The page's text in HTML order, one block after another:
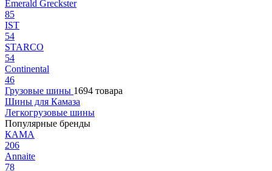
Emerald Greckster
85
IST
54
STARCO
54
Continental
46
Грузовые шины 1694 товара
Шины для Камаза
Легкогрузовые шины
Популярные бренды
КАМА
206
Annaite
78